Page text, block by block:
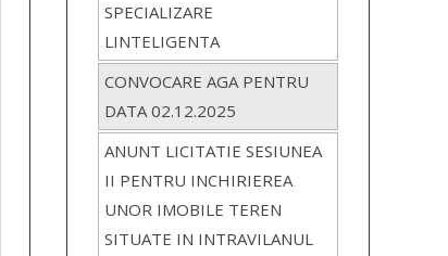
SPECIALIZARE
LINTELIGENTA
CONVOCARE AGA PENTRU
DATA 02.12.2025
ANUNT LICITATIE SESIUNEA
II PENTRU INCHIRIEREA
UNOR IMOBILE TEREN
SITUATE IN INTRAVILANUL